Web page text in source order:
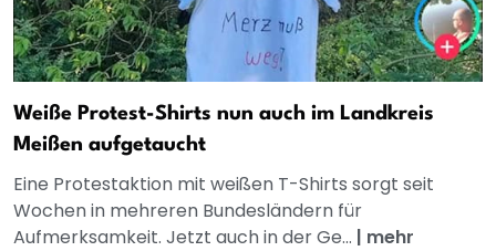
Weiße Protest-Shirts nun auch im Landkreis
Meißen aufgetaucht
Eine Protestaktion mit weißen T-Shirts sorgt seit
Wochen in mehreren Bundesländern für
Aufmerksamkeit. Jetzt auch in der Ge... | mehr